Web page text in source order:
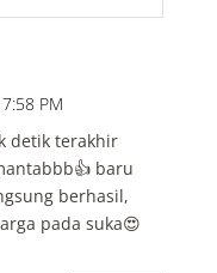
PM
detik terakhir
baru
berhasil,
pada suka😍